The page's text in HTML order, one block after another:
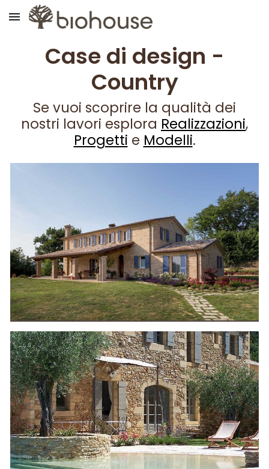
Skip to main content
Case di design -
Country
Se vuoi scoprire la qualità dei
nostri lavori esplora Realizzazioni,
Progetti e Modelli.